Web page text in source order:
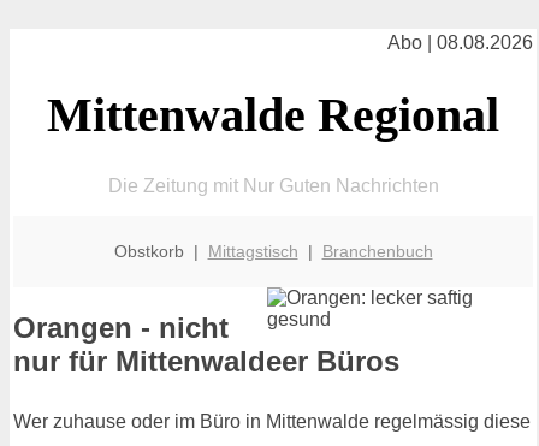
Abo | 08.08.2026
Mittenwalde Regional
Die Zeitung mit Nur Guten Nachrichten
Obstkorb | Mittagstisch | Branchenbuch
Orangen - nicht
nur für Mittenwaldeer Büros
Wer zuhause oder im Büro in Mittenwalde regelmässig diese